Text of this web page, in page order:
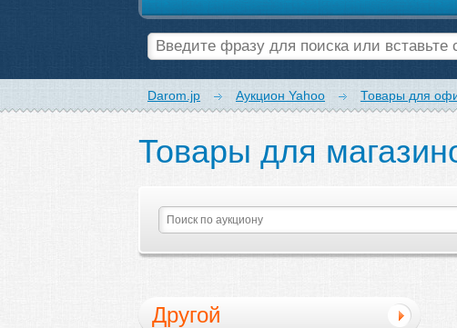
Darom.jp Аукцион Yahoo Товары для
Товары для
Другой